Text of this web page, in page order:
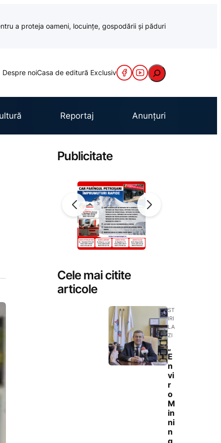
a proteja oameni, locuințe, gospodării și păduri
Despre noiCasa de editură Exclusiv Caută
Reportaj Anunțuri
Publicitate
Cele mai citite
articole
ST
IRI
LA
ZI
„
E
n
vi
r
o
M
in
ni
n
g